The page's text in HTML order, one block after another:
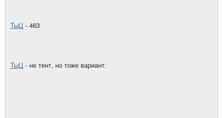
ТыЦ - 463
ТыЦ - не тент, но тоже вариант.